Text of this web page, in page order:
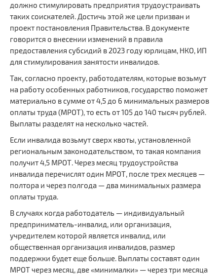
должно стимулировать предприятия трудоустраивать
таких соискателей. Достичь этой же цели призван и
проект постановления Правительства. В документе
говорится о внесении изменений в правила
предоставления субсидий в 2023 году юрлицам, НКО, ИП
для стимулирования занятости инвалидов.
Так, согласно проекту, работодателям, которые возьмут
на работу особенных работников, государство поможет
материально в сумме от 4,5 до 6 минимальных размеров
оплаты труда (МРОТ), то есть от 105 до 140 тысяч рублей.
Выплаты разделят на несколько частей.
Если инвалида возьмут сверх квоты, установленной
региональным законодательством, то такая компания
получит 4,5 МРОТ. Через месяц трудоустройства
инвалида перечислят один МРОТ, после трех месяцев —
полтора и через полгода — два минимальных размера
оплаты труда.
В случаях когда работодатель — индивидуальный
предприниматель-инвалид, или организация,
учредителем которой является инвалид, или
общественная организация инвалидов, размер
поддержки будет еще больше. Выплаты составят один
МРОТ через месяц, две «минималки» — через три месяца